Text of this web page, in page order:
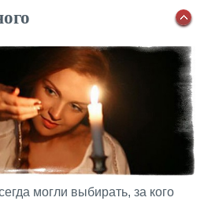
могли выбирать, за кого